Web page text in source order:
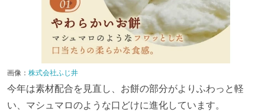
画像： 株式会社ふじ井
今年は素材配合を見直し、お餅の部分がよりふわっと軽
い、マシュマロのような口どけに進化しています。